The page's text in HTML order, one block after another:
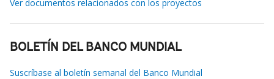
Ver documentos relacionados con los proyectos
BOLETÍN DEL BANCO MUNDIAL
Suscríbase al boletín semanal del Banco Mundial